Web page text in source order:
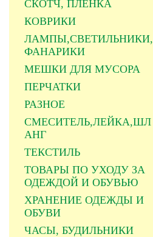
СКОТЧ, ПЛЕНКА
КОВРИКИ
ЛАМПЫ,СВЕТИЛЬНИКИ,
ФАНАРИКИ
МЕШКИ ДЛЯ МУСОРА
ПЕРЧАТКИ
РАЗНОЕ
СМЕСИТЕЛЬ,ЛЕЙКА,ШЛ
АНГ
ТЕКСТИЛЬ
ТОВАРЫ ПО УХОДУ ЗА
ОДЕЖДОЙ И ОБУВЬЮ
ХРАНЕНИЕ ОДЕЖДЫ И
ОБУВИ
ЧАСЫ, БУДИЛЬНИКИ